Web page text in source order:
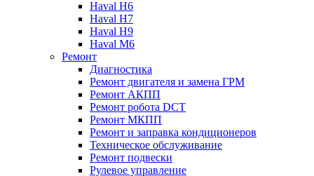
Haval H6
Haval H7
Haval H9
Haval M6
Ремонт
Диагностика
Ремонт двигателя и замена ГРМ
Ремонт АКПП
Ремонт робота DCT
Ремонт МКПП
Ремонт и заправка кондиционеров
Техническое обслуживание
Ремонт подвески
Рулевое управление